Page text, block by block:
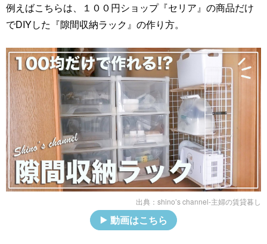
例えばこちらは、１００円ショップ『セリア』の商品だけ
でDIYした『隙間収納ラック』の作り方。
出典： shino’s channel-主婦の賃貸暮し
動画はこちら